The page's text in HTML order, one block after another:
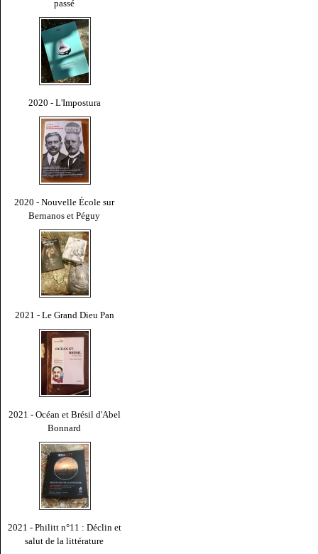
passé
2020 - L'Impostura
2020 - Nouvelle École sur
Bernanos et Péguy
2021 - Le Grand Dieu Pan
2021 - Océan et Brésil d'Abel
Bonnard
2021 - Philitt n°11 : Déclin et
salut de la littérature